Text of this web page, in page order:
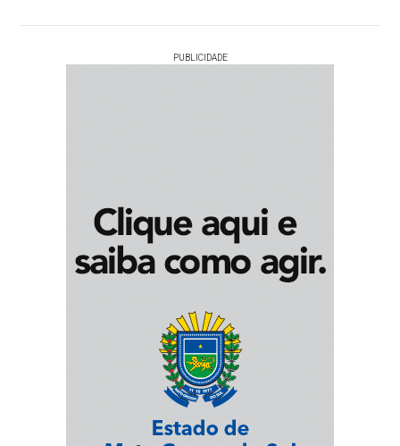
PUBLICIDADE